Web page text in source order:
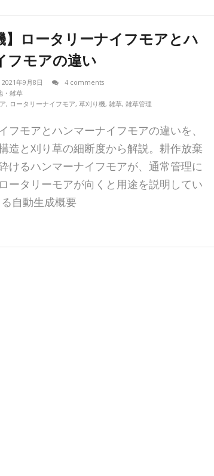
】ロータリーナイフモアとハ
フモアの違い
2021年9月8日
4 comments
・雑草
, ロータリーナイフモア,草刈り機,雑草,雑草管理
フモアとハンマーナイフモアの違いを、
造と刈り草の細断度から解説。耕作放棄
けるハンマーナイフモアが、通常管理に
ータリーモアが向くと用途を説明してい
自動生成概要